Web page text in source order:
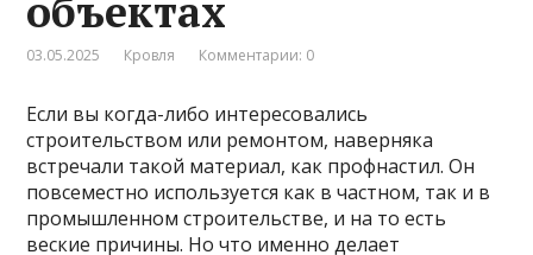
03.05.2025 Кровля Комментарии: 0
Если вы когда-либо интересовались
строительством или ремонтом, наверняка
встречали такой материал, как профнастил. Он
повсеместно используется как в частном, так и в
промышленном строительстве, и на то есть
веские причины. Но что именно делает